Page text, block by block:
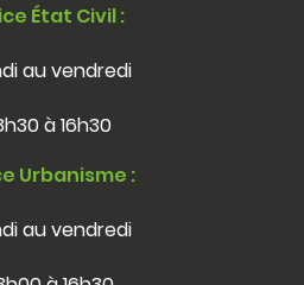
État Civil :
au vendredi
à 16h30
Urbanisme :
au vendredi